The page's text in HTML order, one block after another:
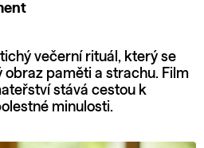
večerní rituál, který se
obraz paměti a strachu. Film
stává cestou k
minulosti.